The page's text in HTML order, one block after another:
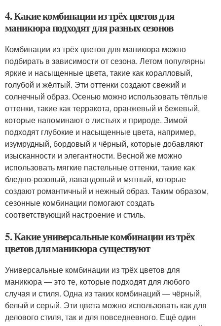
4. Какие комбинации из трёх цветов для
маникюра подходят для разных сезонов
Комбинации из трёх цветов для маникюра можно
подбирать в зависимости от сезона. Летом популярны
яркие и насыщенные цвета, такие как коралловый,
голубой и жёлтый. Эти оттенки создают свежий и
солнечный образ. Осенью можно использовать тёплые
оттенки, такие как терракота, оранжевый и бежевый,
которые напоминают о листьях и природе. Зимой
подходят глубокие и насыщенные цвета, например,
изумрудный, бордовый и чёрный, которые добавляют
изысканности и элегантности. Весной же можно
использовать мягкие пастельные оттенки, такие как
бледно-розовый, лавандовый и мятный, которые
создают романтичный и нежный образ. Таким образом,
сезонные комбинации помогают создать
соответствующий настроение и стиль.
5. Какие универсальные комбинации из трёх
цветов для маникюра существуют
Универсальные комбинации из трёх цветов для
маникюра — это те, которые подходят для любого
случая и стиля. Одна из таких комбинаций — чёрный,
белый и серый. Эти цвета можно использовать как для
делового стиля, так и для повседневного. Ещё один